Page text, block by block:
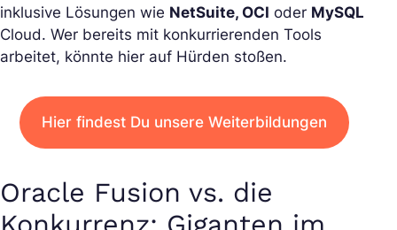
inklusive Lösungen wie NetSuite, OCI oder MySQL
Cloud. Wer bereits mit konkurrierenden Tools
arbeitet, könnte hier auf Hürden stoßen.
Hier findest Du unsere Weiterbildungen
Oracle Fusion vs. die